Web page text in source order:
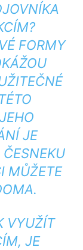
⁢FORMY
JE
MŮŽETE
VYUŽÍT
JE